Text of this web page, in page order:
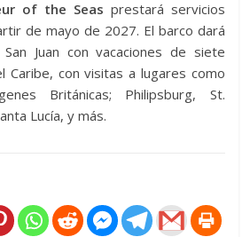
of the Seas prestará servicios
de mayo de 2027. El barco dará
Juan con vacaciones de siete
Caribe, con visitas a lugares como
Británicas; Philipsburg, St.
Lucía, y más.